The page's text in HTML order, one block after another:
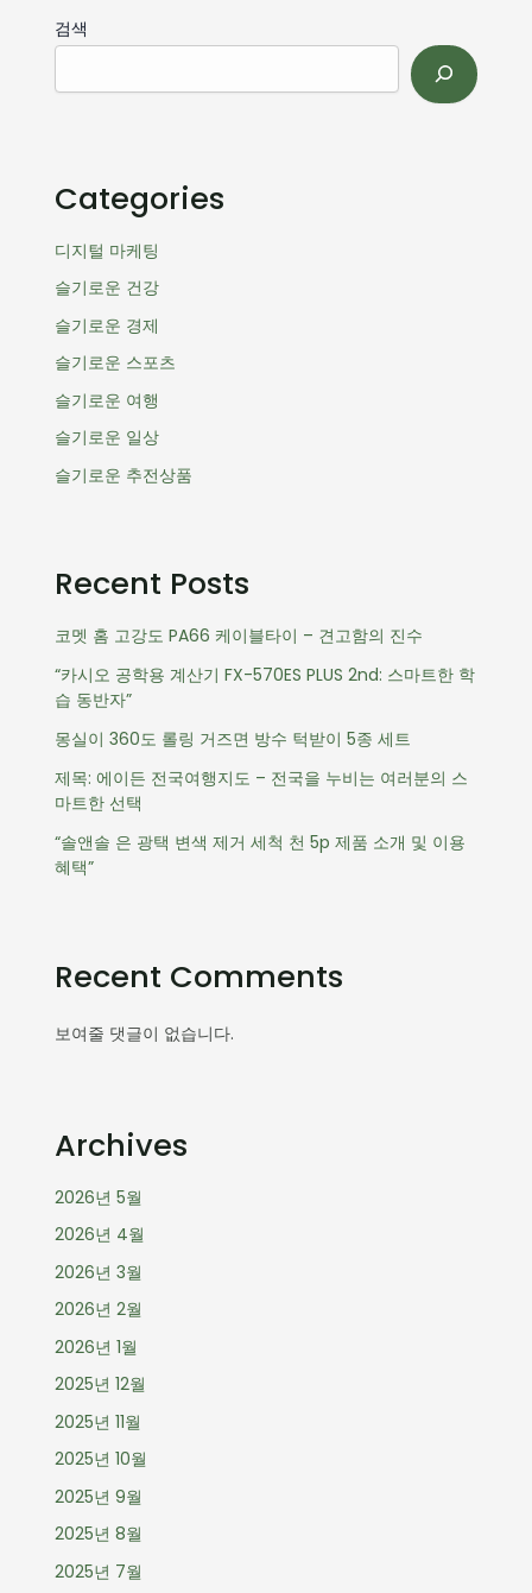
검색
Categories
디지털 마케팅
슬기로운 건강
슬기로운 경제
슬기로운 스포츠
슬기로운 여행
슬기로운 일상
슬기로운 추전상품
Recent Posts
코멧 홈 고강도 PA66 케이블타이 – 견고함의 진수
“카시오 공학용 계산기 FX-570ES PLUS 2nd: 스마트한 학
습 동반자”
몽실이 360도 롤링 거즈면 방수 턱받이 5종 세트
제목: 에이든 전국여행지도 – 전국을 누비는 여러분의 스
마트한 선택
“솔앤솔 은 광택 변색 제거 세척 천 5p 제품 소개 및 이용
혜택”
Recent Comments
보여줄 댓글이 없습니다.
Archives
2026년 5월
2026년 4월
2026년 3월
2026년 2월
2026년 1월
2025년 12월
2025년 11월
2025년 10월
2025년 9월
2025년 8월
2025년 7월